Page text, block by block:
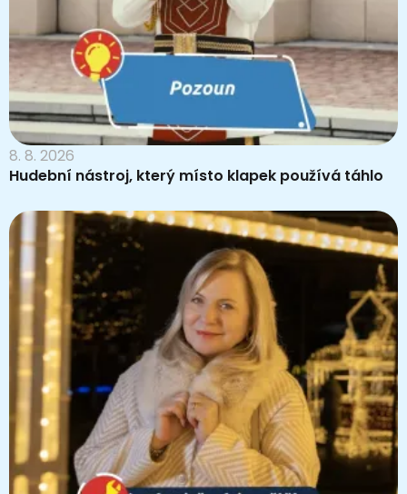
8. 8. 2026
Hudební nástroj, který místo klapek používá táhlo